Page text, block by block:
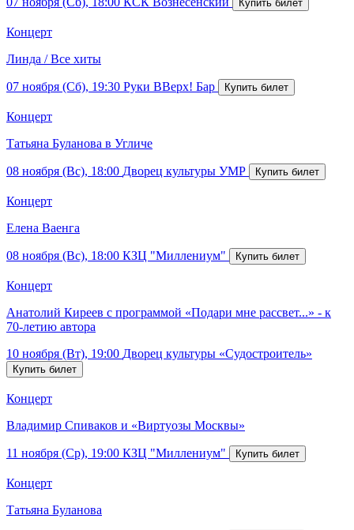
Концерт
Линда / Все хиты
07 ноября (Сб), 19:30 Руки ВВерх! Бар
Концерт
Татьяна Буланова в Угличе
08 ноября (Вс), 18:00 Дворец культуры УМР
Концерт
Елена Ваенга
08 ноября (Вс), 18:00 КЗЦ "Миллениум"
Концерт
Анатолий Киреев с программой «Подари мне рассвет...» - к
70-летию автора
10 ноября (Вт), 19:00 Дворец культуры «Судостроитель»
Концерт
Владимир Спиваков и «Виртуозы Москвы»
11 ноября (Ср), 19:00 КЗЦ "Миллениум"
Концерт
Татьяна Буланова